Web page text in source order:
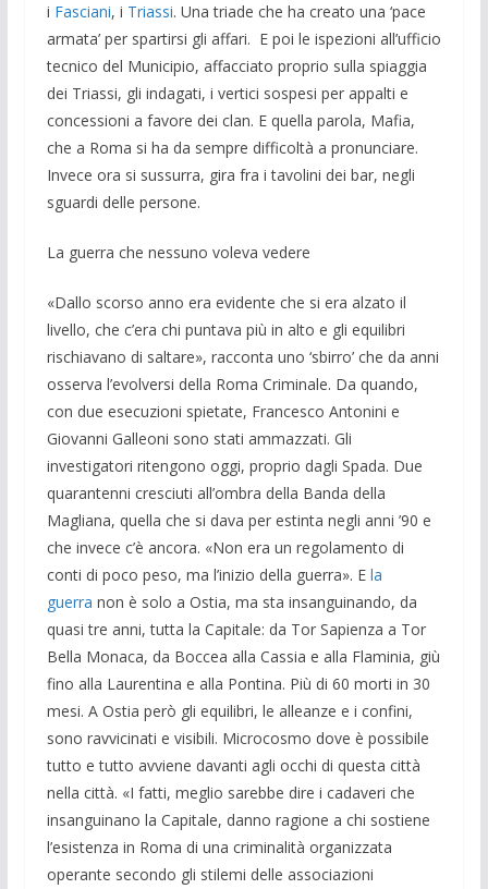
i Fasciani, i Triassi. Una triade che ha creato una ‘pace
armata’ per spartirsi gli affari. E poi le ispezioni all’ufficio
tecnico del Municipio, affacciato proprio sulla spiaggia
dei Triassi, gli indagati, i vertici sospesi per appalti e
concessioni a favore dei clan. E quella parola, Mafia,
che a Roma si ha da sempre difficoltà a pronunciare.
Invece ora si sussurra, gira fra i tavolini dei bar, negli
sguardi delle persone.
La guerra che nessuno voleva vedere
«Dallo scorso anno era evidente che si era alzato il
livello, che c’era chi puntava più in alto e gli equilibri
rischiavano di saltare», racconta uno ‘sbirro’ che da anni
osserva l’evolversi della Roma Criminale. Da quando,
con due esecuzioni spietate, Francesco Antonini e
Giovanni Galleoni sono stati ammazzati. Gli
investigatori ritengono oggi, proprio dagli Spada. Due
quarantenni cresciuti all’ombra della Banda della
Magliana, quella che si dava per estinta negli anni ’90 e
che invece c’è ancora. «Non era un regolamento di
conti di poco peso, ma l’inizio della guerra». E la
guerra non è solo a Ostia, ma sta insanguinando, da
quasi tre anni, tutta la Capitale: da Tor Sapienza a Tor
Bella Monaca, da Boccea alla Cassia e alla Flaminia, giù
fino alla Laurentina e alla Pontina. Più di 60 morti in 30
mesi. A Ostia però gli equilibri, le alleanze e i confini,
sono ravvicinati e visibili. Microcosmo dove è possibile
tutto e tutto avviene davanti agli occhi di questa città
nella città. «I fatti, meglio sarebbe dire i cadaveri che
insanguinano la Capitale, danno ragione a chi sostiene
l’esistenza in Roma di una criminalità organizzata
operante secondo gli stilemi delle associazioni